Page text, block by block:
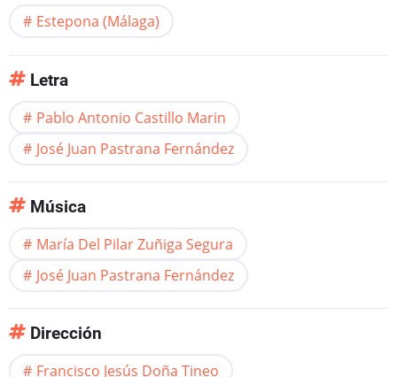
Estepona (Málaga)
Letra
Pablo Antonio Castillo Marin
José Juan Pastrana Fernández
Música
María Del Pilar Zuñiga Segura
José Juan Pastrana Fernández
Dirección
Francisco Jesús Doña Tineo